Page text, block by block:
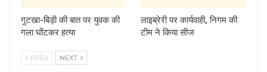
गुटखा-बिड़ी की बात पर युवक की
गला घोंटकर हत्या
लाइब्रेरी पर कार्यवाही, निगम की
टीम ने किया सीज
PREV NEXT